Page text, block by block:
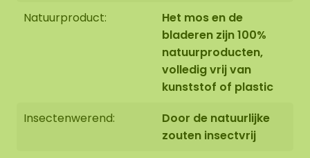
Randafwerking Junglecirkel
Afwerking 1: Rand niet afgewerkt.De kopse zijde
van het onder paneel is zwart. De rand van het
mos werken we netjes afgerond af tot tegen de
rand van het onder paneel.
Natuurproduct:
Het mos en de
bladeren zijn 100%
natuurproducten,
volledig vrij van
kunststof of plastic
Insectenwerend:
Door de natuurlijke
zouten insectvrij